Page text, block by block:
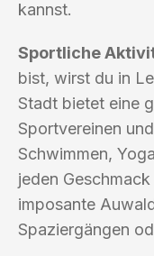
kannst.
Sportliche
bist, wirst du in
Stadt bietet eine
Sportvereinen
Schwimmen,
jeden
imposante
Spaziergängen